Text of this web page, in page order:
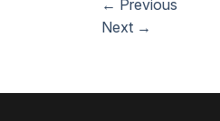
← Previous
Next →